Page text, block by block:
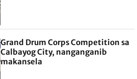
Grand Drum Corps Competition sa
Calbayog City, nanganganib
makansela